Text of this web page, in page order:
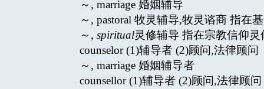
～, marriage 婚姻辅导
～, pastoral 牧灵辅导,牧灵谘商 指在
～, spiritual灵修辅导 指在宗教信仰
counselor (1)辅导者 (2)顾问,法律顾问
～, marriage 婚姻辅导者
counsellor (1)辅导者 (2)顾问,法律顾